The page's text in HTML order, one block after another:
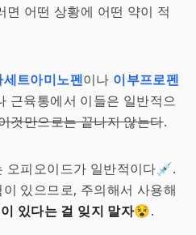
어떤 상황에 어떤 약이 적
세트아미노펜이나 이부프로펜
근육통에서 이들은 일반적으
것만으로는 끝나지 않는다.
오피오이드가 일반적이다💉.
있으므로, 주의해서 사용해
있다는 걸 잊지 말자😵.